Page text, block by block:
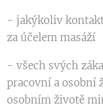
- jakýkoliv kontakt
za účelem masáží
- všech svých
pracovní a osobní
osobním životě